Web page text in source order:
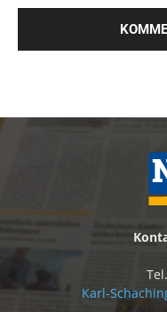
Tel.
Karl-